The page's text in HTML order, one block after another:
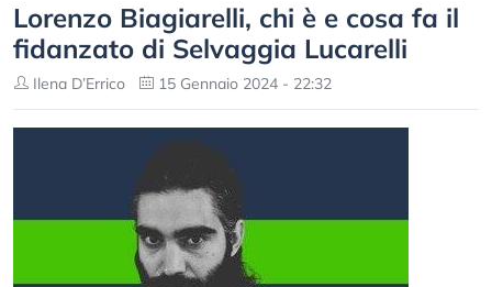
Lorenzo Biagiarelli, chi è e cosa fa il
fidanzato di Selvaggia Lucarelli
Ilena D’Errico 15 Gennaio 2024 - 22:32